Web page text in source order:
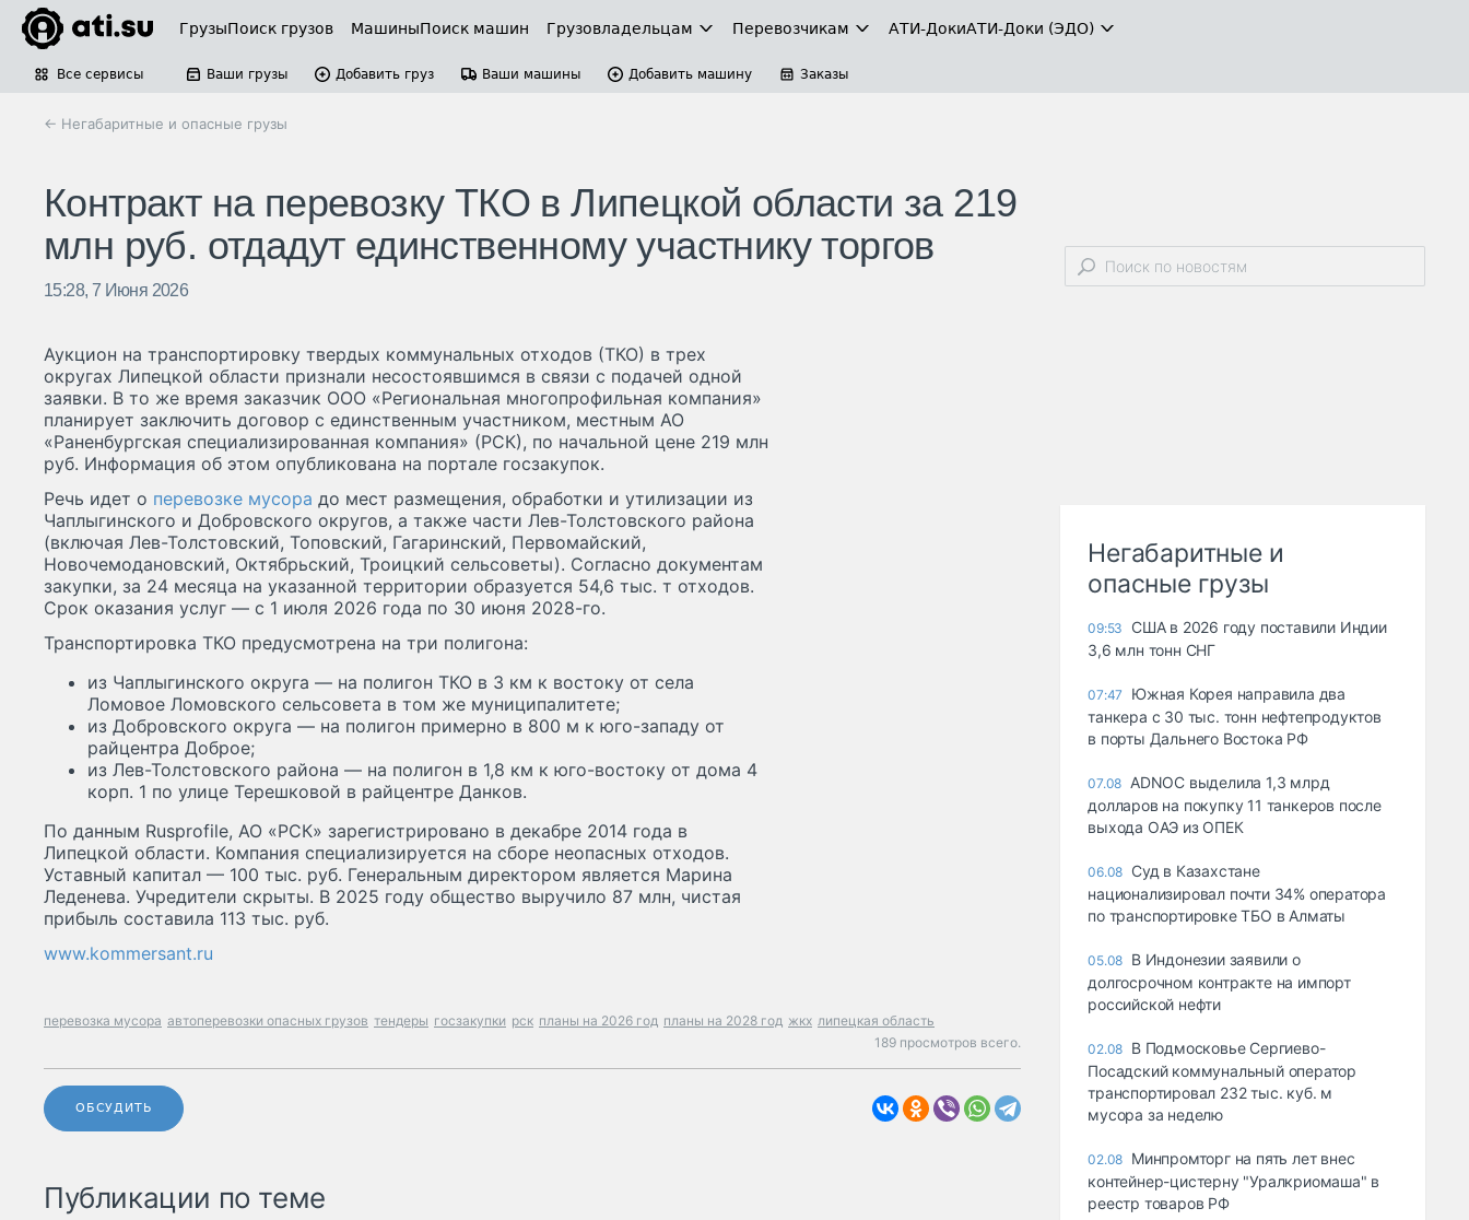
ГрузыПоиск грузов МашиныПоиск машин Грузовладельцам Перевозчикам АТИ-ДокиАТИ-Доки (ЭДО)
Все сервисы Ваши грузы Добавить груз Ваши машины Добавить машину Заказы
← Негабаритные и опасные грузы
Контракт на перевозку ТКО в Липецкой области за 219
млн руб. отдадут единственному участнику торгов
15:28, 7 Июня 2026
Аукцион на транспортировку твердых коммунальных отходов (ТКО) в трех
округах Липецкой области признали несостоявшимся в связи с подачей одной
заявки. В то же время заказчик ООО «Региональная многопрофильная компания»
планирует заключить договор с единственным участником, местным АО
«Раненбургская специализированная компания» (РСК), по начальной цене 219 млн
руб. Информация об этом опубликована на портале госзакупок.
Речь идет о перевозке мусора до мест размещения, обработки и утилизации из
Чаплыгинского и Добровского округов, а также части Лев-Толстовского района
(включая Лев-Толстовский, Топовский, Гагаринский, Первомайский,
Новочемодановский, Октябрьский, Троицкий сельсоветы). Согласно документам
закупки, за 24 месяца на указанной территории образуется 54,6 тыс. т отходов.
Срок оказания услуг — с 1 июля 2026 года по 30 июня 2028-го.
Транспортировка ТКО предусмотрена на три полигона:
из Чаплыгинского округа — на полигон ТКО в 3 км к востоку от села
Ломовое Ломовского сельсовета в том же муниципалитете;
из Добровского округа — на полигон примерно в 800 м к юго-западу от
райцентра Доброе;
из Лев-Толстовского района — на полигон в 1,8 км к юго-востоку от дома 4
корп. 1 по улице Терешковой в райцентре Данков.
По данным Rusprofile, АО «РСК» зарегистрировано в декабре 2014 года в
Липецкой области. Компания специализируется на сборе неопасных отходов.
Уставный капитал — 100 тыс. руб. Генеральным директором является Марина
Леденева. Учредители скрыты. В 2025 году общество выручило 87 млн, чистая
прибыль составила 113 тыс. руб.
www.kommersant.ru
перевозка мусора автоперевозки опасных грузов тендеры госзакупки рск планы на 2026 год планы на 2028 год жкх липецкая область
189 просмотров всего.
ОБСУДИТЬ
Публикации по теме
Негабаритные и
опасные грузы
09:53
США в 2026 году поставили Индии
3,6 млн тонн СНГ
07:47
Южная Корея направила два
танкера с 30 тыс. тонн нефтепродуктов
в порты Дальнего Востока РФ
07.08 ADNOC выделила 1,3 млрд
долларов на покупку 11 танкеров после
выхода ОАЭ из ОПЕК
06.08 Суд в Казахстане
национализировал почти 34% оператора
по транспортировке ТБО в Алматы
05.08 В Индонезии заявили о
долгосрочном контракте на импорт
российской нефти
02.08 В Подмосковье Сергиево-
Посадский коммунальный оператор
транспортировал 232 тыс. куб. м
мусора за неделю
02.08 Минпромторг на пять лет внес
контейнер-цистерну "Уралкриомаша" в
реестр товаров РФ